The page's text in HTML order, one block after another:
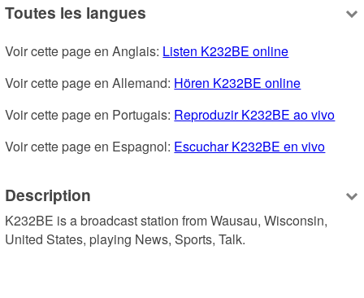
Toutes les langues
Voir cette page en Anglais: Listen K232BE online
Voir cette page en Allemand: Hören K232BE online
Voir cette page en Portugais: Reproduzir K232BE ao vivo
Voir cette page en Espagnol: Escuchar K232BE en vivo
Description
K232BE is a broadcast station from Wausau, Wisconsin,
United States, playing News, Sports, Talk.